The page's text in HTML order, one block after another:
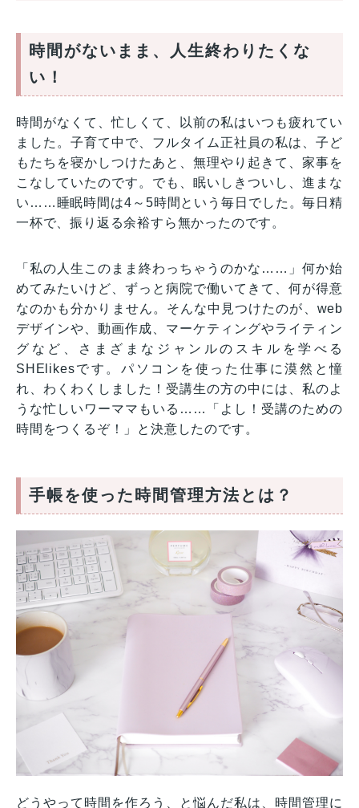
時間がないまま、人生終わりたくな
い！
時間がなくて、忙しくて、以前の私はいつも疲れてい
ました。子育て中で、フルタイム正社員の私は、子ど
もたちを寝かしつけたあと、無理やり起きて、家事を
こなしていたのです。でも、眠いしきついし、進まな
い……睡眠時間は4～5時間という毎日でした。毎日精
一杯で、振り返る余裕すら無かったのです。
「私の人生このまま終わっちゃうのかな……」何か始
めてみたいけど、ずっと病院で働いてきて、何が得意
なのかも分かりません。そんな中見つけたのが、web
デザインや、動画作成、マーケティングやライティン
グなど、さまざまなジャンルのスキルを学べる
SHElikesです。パソコンを使った仕事に漠然と憧
れ、わくわくしました！受講生の方の中には、私のよ
うな忙しいワーママもいる……「よし！受講のための
時間をつくるぞ！」と決意したのです。
手帳を使った時間管理方法とは？
どうやって時間を作ろう、と悩んだ私は、時間管理に